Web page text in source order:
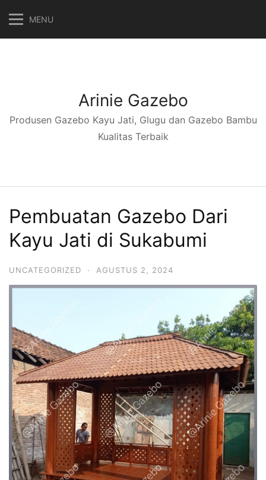
ke
konten
MENU
Arinie Gazebo
Produsen Gazebo Kayu Jati, Glugu dan Gazebo Bambu
Kualitas Terbaik
Pembuatan Gazebo Dari
Kayu Jati di Sukabumi
UNCATEGORIZED · AGUSTUS 2, 2024